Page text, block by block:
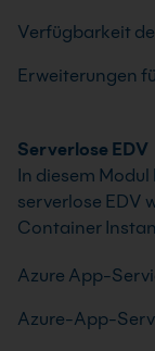
Verfügbarkeit
Erweiterungen
Serverlose EDV
In diesem
serverlose EDV
Container
Azure App-
Azure-App-